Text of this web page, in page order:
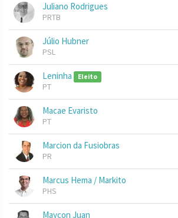
Juliano Rodrigues
PRTB
Júlio Hubner
PSL
Leninha Eleito
PT
Macae Evaristo
PT
Marcion da Fusiobras
PR
Marcus Hema / Markito
PHS
Maycon Juan